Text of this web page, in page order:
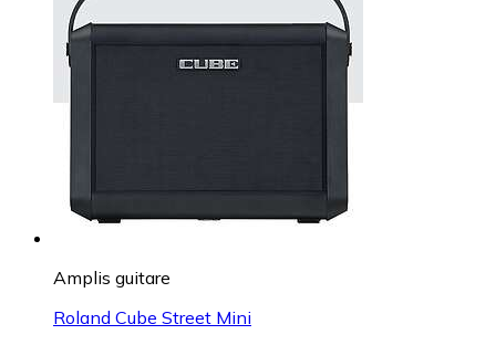
Amplis guitare
Roland Cube Street Mini